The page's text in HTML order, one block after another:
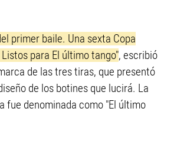
primer baile. Una sexta Copa
para El último tango", escribió
de las tres tiras, que presentó
de los botines que lucirá. La
fue denominada como "El último